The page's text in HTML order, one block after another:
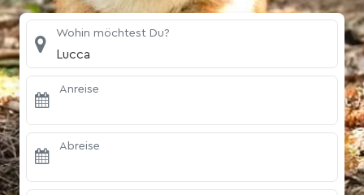
Wohin möchtest Du?
Lucca
Anreise
Abreise